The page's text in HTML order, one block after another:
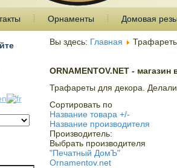
Орнаменты Домовая
Вы здесь: Главная
ORNAMENTOV.NET -
Трафареты для декора.
Сортировать по
Название товара +/-
Название производителя
Производитель:
Выбрать производителя
"Печатный ДомЪ"
Ornamentov.net